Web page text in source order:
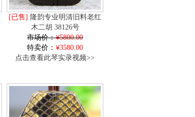
[已售] 隆韵专业明清旧料老红
木二胡 38126号
市场价： 5800.00
特卖价：
3580.00
点击查看此琴实录视频>>